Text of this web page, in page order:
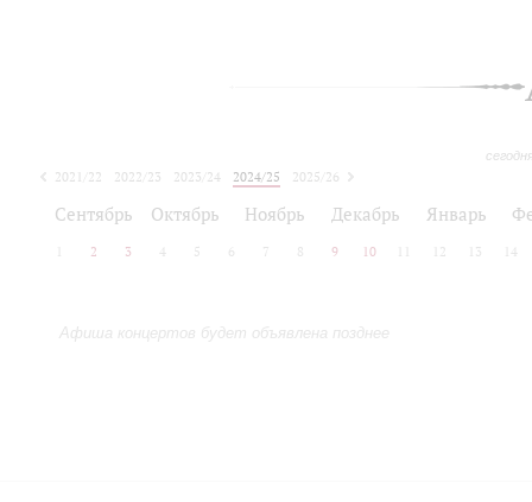
2021/22 2022/23 2023/24 2024/25
2025/26
Сентябрь Октябрь Ноябрь Декабрь Январь
2 3 4 5 6 7 8 9 10 12 13 14
Афиша концертов будет объявлена позднее